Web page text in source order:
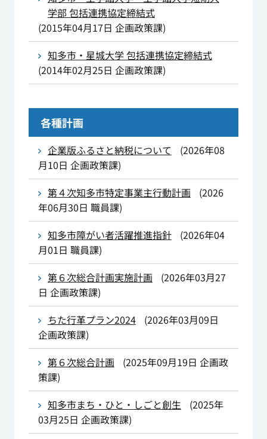
学部 包括連携協定締結式
(2015年04月17日 企画政策課)
知多市・星城大学 包括連携協定締結式
(2014年02月25日 企画政策課)
各種計画
企業版ふるさと納税について (2026年08
月10日 企画政策課)
第４次知多市特定事業主行動計画
(2026
年06月30日 職員課)
知多市障がい者活躍推進指針
(2026年04
月01日 職員課)
第６次総合計画実施計画
(2026年03月27
日 企画政策課)
ちた行革プラン2024
(2026年03月09日
企画政策課)
第６次総合計画
(2025年09月19日 企画政
策課)
知多市まち・ひと・しごと創生
(2025年
03月25日 企画政策課)